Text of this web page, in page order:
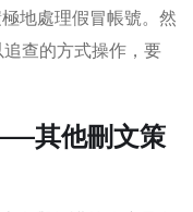
地處理假冒帳號。然
查的方式操作，要
其他刪文策